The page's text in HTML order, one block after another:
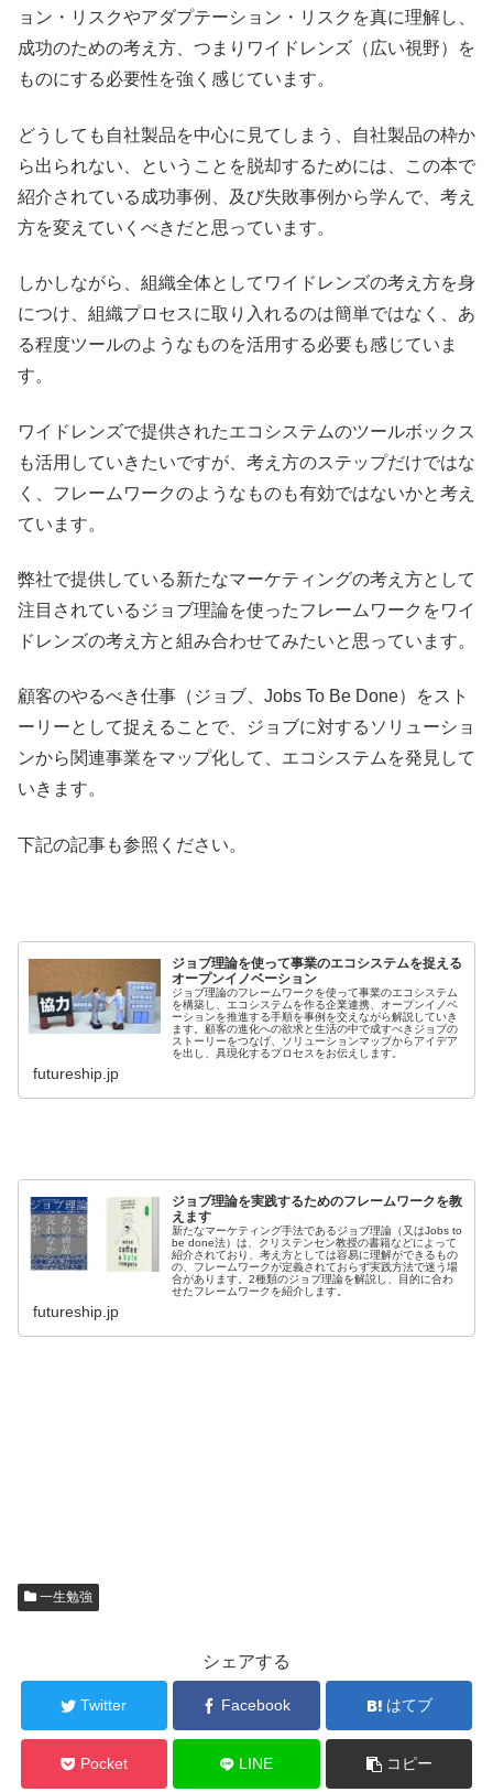
ョン・リスクやアダプテーション・リスクを真に理解し、
成功のための考え方、つまりワイドレンズ（広い視野）を
ものにする必要性を強く感じています。
どうしても自社製品を中心に見てしまう、自社製品の枠か
ら出られない、ということを脱却するためには、この本で
紹介されている成功事例、及び失敗事例から学んで、考え
方を変えていくべきだと思っています。
しかしながら、組織全体としてワイドレンズの考え方を身
につけ、組織プロセスに取り入れるのは簡単ではなく、あ
る程度ツールのようなものを活用する必要も感じていま
す。
ワイドレンズで提供されたエコシステムのツールボックス
も活用していきたいですが、考え方のステップだけではな
く、フレームワークのようなものも有効ではないかと考え
ています。
弊社で提供している新たなマーケティングの考え方として
注目されているジョブ理論を使ったフレームワークをワイ
ドレンズの考え方と組み合わせてみたいと思っています。
顧客のやるべき仕事（ジョブ、Jobs To Be Done）をスト
ーリーとして捉えることで、ジョブに対するソリューショ
ンから関連事業をマップ化して、エコシステムを発見して
いきます。
下記の記事も参照ください。
ジョブ理論を使って事業のエコシステムを捉える
オープンイノベーション
ジョブ理論のフレームワークを使って事業のエコシステム
を構築し、エコシステムを作る企業連携、オープンイノベ
ーションを推進する手順を事例を交えながら解説していき
ます。顧客の進化への欲求と生活の中で成すべきジョブの
ストーリーをつなげ、ソリューションマップからアイデア
を出し、具現化するプロセスをお伝えします。
futureship.jp
ジョブ理論を実践するためのフレームワークを教
えます
新たなマーケティング手法であるジョブ理論（又はJobs to
be done法）は、クリステンセン教授の書籍などによって
紹介されており、考え方としては容易に理解ができるもの
の、フレームワークが定義されておらず実践方法で迷う場
合があります。2種類のジョブ理論を解説し、目的に合わ
せたフレームワークを紹介します。
futureship.jp
一生勉強
シェアする
Twitter Facebook はてブ
Pocket LINE コピー